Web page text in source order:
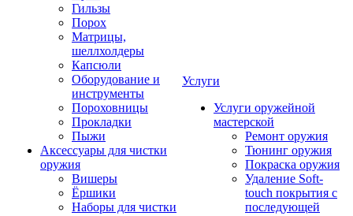
Гильзы
Порох
Матрицы,
шеллхолдеры
Капсюли
Оборудование и
инструменты
Пороховницы
Прокладки
Пыжи
Аксессуары для чистки
оружия
Вишеры
Ёршики
Наборы для чистки
Услуги
Услуги оружейной
мастерской
Ремонт оружия
Тюнинг оружия
Покраска оружия
Удаление Soft-
touch покрытия с
последующей